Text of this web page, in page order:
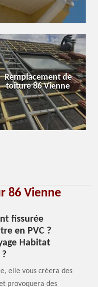
Remplacement de
toiture 86 Vienne
86 Vienne
fissurée
en PVC ?
Habitat
elle vous créera des
provoquera des